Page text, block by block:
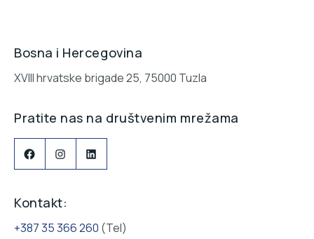
Bosna i Hercegovina
XVIII hrvatske brigade 25, 75000 Tuzla
Pratite nas na društvenim mrežama
Facebook
InstagramLinkedIn
Kontakt:
+387 35 366 260 (Tel)